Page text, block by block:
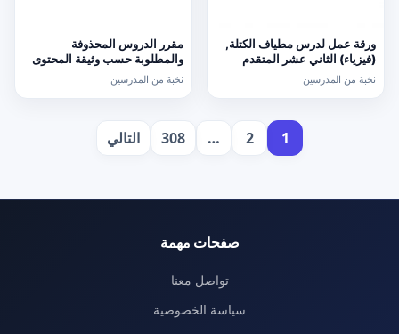
ورقة عمل لدرس مطياف الكتلة,
(فيزياء) الثاني عشر المتقدم
نخبة من المدرسين
مقرر الدروس المحذوفة
والمطلوبة حسب وثيقة المحتوى
التدريسي في ظل جائحة الكورونا
(وفق منهج كامبردج) (علوم)
نخبة من المدرسين
1
2
…
308 التالي
صفحات مهمة
تواصل معنا
سياسة الخصوصية